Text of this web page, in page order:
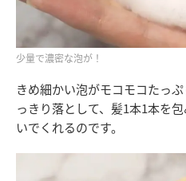
少量で濃密な泡が！
きめ細かい泡がモコモコたっ
っきり落として、髪1本1本を
いでくれるのです。